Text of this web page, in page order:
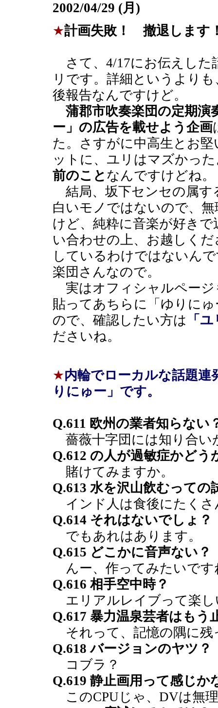
2002/04/29 (月)
★計画失敗！ 撤退します
さて、4/17にお伝えした
リです。詳細というより
後報告なんですけど。
蒲郡市吹奏楽団の定期
ー」の広告を載せよう企画
た。さすがに中高生とお
ットに、ユリはマズかっ
前のこと なんですけどね。
結局、坂下センセの属す
白いモノではないので、
けど、純粋に音楽が好き
い合わせの上、お越しく
しているわけではないん
楽団さんなので。
実はオフィシャルページ
貼ってあちらに「ゆりに
ので、確認したい方は 「
ださいね。
★内輪でローカルな話題連
りにゅー」です。
Q.611 欧州の業者知らない
薔薇十字団には知り合い
Q.612 の人が過敏症かどう
賭けてみますか。
Q.613 水を沢山飲むって
インド人は食後にたくさ
Q.614 それはないでしょ？
でもあれはあります。
Q.615 どこかに音声ない？
んー、作ってみたいです
Q.616 相手空中時？
エリアルレイブって楽し
Q.617 暴力温泉芸者はもう
それって、記憶の隅に残
Q.618 バージョンのヤツ？
コブラ？
Q.619 静止画用って感じか
このCPUじゃ、DVは無